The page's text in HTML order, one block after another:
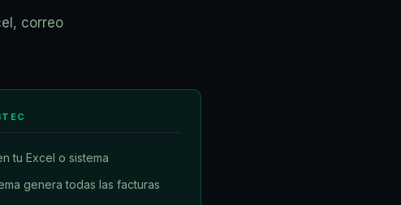
correo
tu Excel o sistema
genera todas las facturas